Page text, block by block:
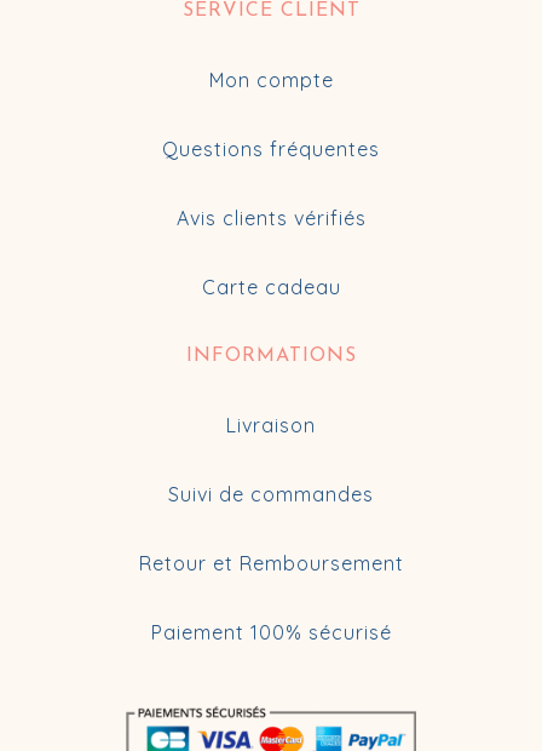
SERVICE CLIENT
Mon compte
Questions fréquentes
Avis clients vérifiés
Carte cadeau
INFORMATIONS
Livraison
Suivi de commandes
Retour et Remboursement
Paiement 100% sécurisé